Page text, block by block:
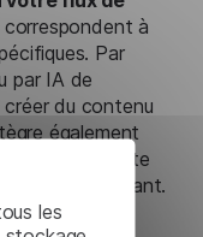
les
à
Par
par IA de
du contenu
également
ce qui facilite
travail existant.